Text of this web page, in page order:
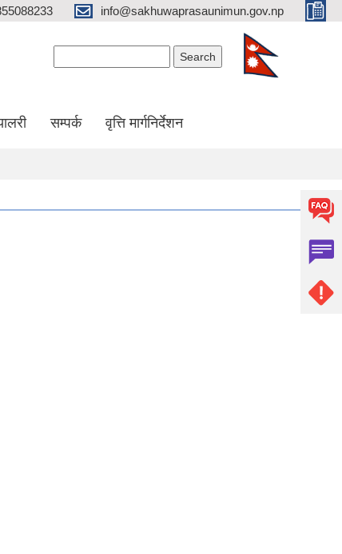
info@sakhuwaprasaunimun.gov.np
सम्पर्क वृत्ति मार्गनिर्देशन